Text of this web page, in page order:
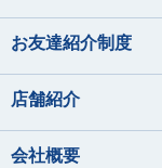
お友達紹介制度
店舗紹介
会社概要